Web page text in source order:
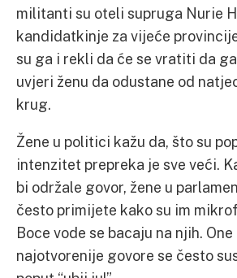
militanti su oteli supruga Nurie
kandidatkinje za vijeće
su ga i rekli da će se vratiti da
uvjeri ženu da odustane od
krug.
Žene u politici kažu da, što su
intenzitet prepreka je sve veći.
bi održale govor, žene u
često primijete kako su im
Boce vode se bacaju na njih. One
najotvorenije govore se često